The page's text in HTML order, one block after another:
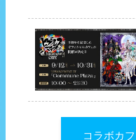
コラボカ